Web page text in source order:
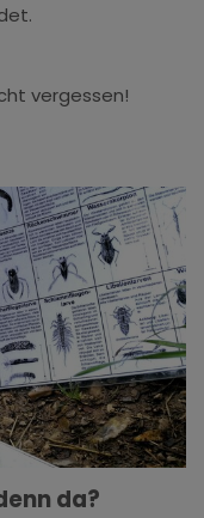
vergessen!
da?